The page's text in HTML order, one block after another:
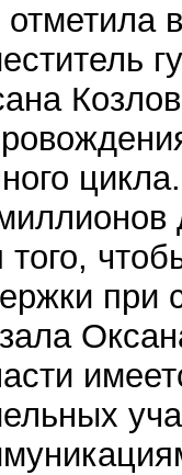
отметила
того,
при